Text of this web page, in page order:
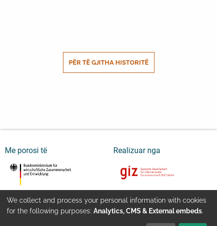
PËR TË GJITHA HISTORITË
Me porosi të Realizuar nga
Youtube Kontakti Impressum
Use
We collect and process your personal information with cookies
for the following purposes: Analytics, CMS & External embeds.